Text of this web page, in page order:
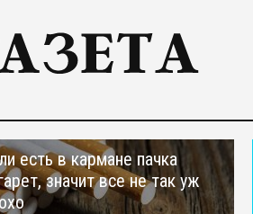
есть в кармане пачка
значит все не так уж